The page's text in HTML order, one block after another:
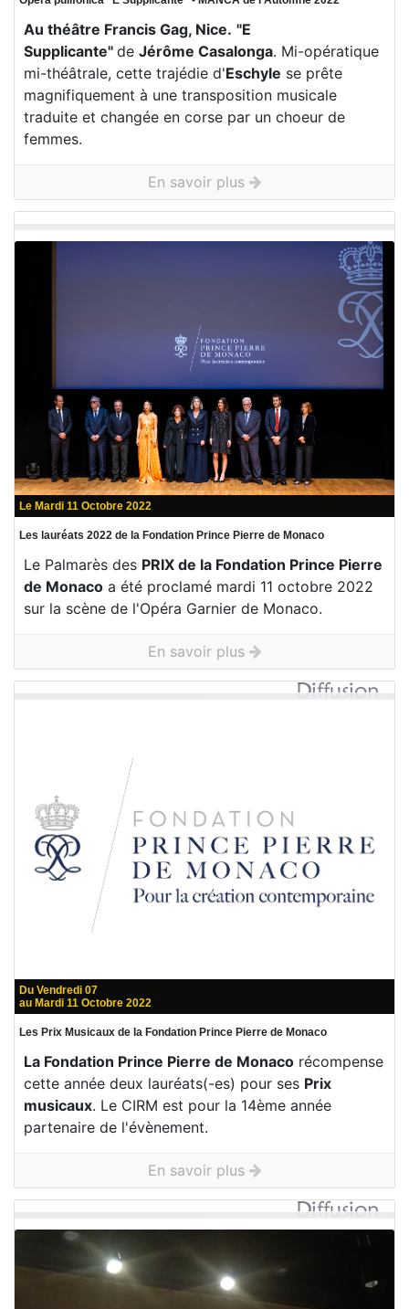
Au théâtre Francis Gag, Nice. "E
Supplicante" de Jérôme Casalonga. Mi-opératique
mi-théâtrale, cette trajédie d'Eschyle se prête
magnifiquement à une transposition musicale
traduite et changée en corse par un choeur de
femmes.
En savoir plus
Le Mardi 11 Octobre 2022
Les lauréats 2022 de la Fondation Prince Pierre de Monaco
Le Palmarès des PRIX de la Fondation Prince Pierre
de Monaco a été proclamé mardi 11 octobre 2022
sur la scène de l'Opéra Garnier de Monaco.
En savoir plus
Du Vendredi 07
au Mardi 11 Octobre 2022
Les Prix Musicaux de la Fondation Prince Pierre de Monaco
La Fondation Prince Pierre de Monaco récompense
cette année deux lauréats(-es) pour ses Prix
musicaux. Le CIRM est pour la 14ème année
partenaire de l'évènement.
En savoir plus